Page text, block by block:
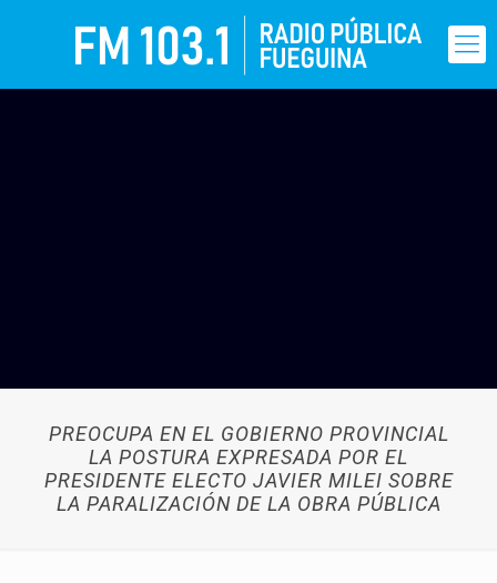
PREOCUPA EN EL GOBIERNO PROVINCIAL
LA POSTURA EXPRESADA POR EL
PRESIDENTE ELECTO JAVIER MILEI SOBRE
LA PARALIZACIÓN DE LA OBRA PÚBLICA